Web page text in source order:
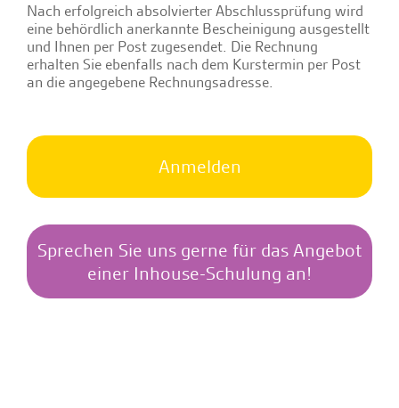
Nach erfolgreich absolvierter Abschlussprüfung wird
eine behördlich anerkannte Bescheinigung ausgestellt
und Ihnen per Post zugesendet. Die Rechnung
erhalten Sie ebenfalls nach dem Kurstermin per Post
an die angegebene Rechnungsadresse.
Anmelden
Sprechen Sie uns gerne für das Angebot
einer Inhouse-Schulung an!